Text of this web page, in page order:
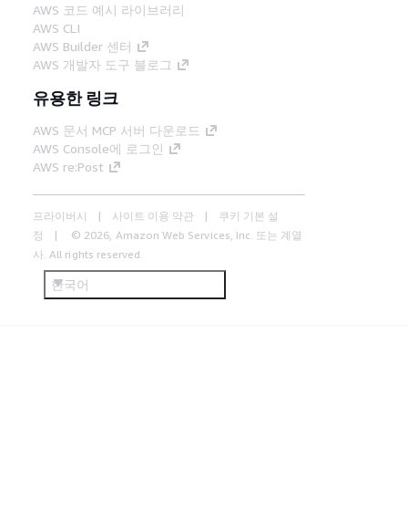
AWS 코드 예시 라이브러리
AWS CLI
AWS Builder 센터
AWS 개발자 도구 블로그
유용한 링크
AWS 문서 MCP 서버 다운로드
AWS Console에 로그인
AWS re:Post
프라이버시 사이트 이용 약관
쿠키 기본 설
정
© 2026, Amazon Web Services, Inc. 또는 계열
사. All rights reserved.
한국어